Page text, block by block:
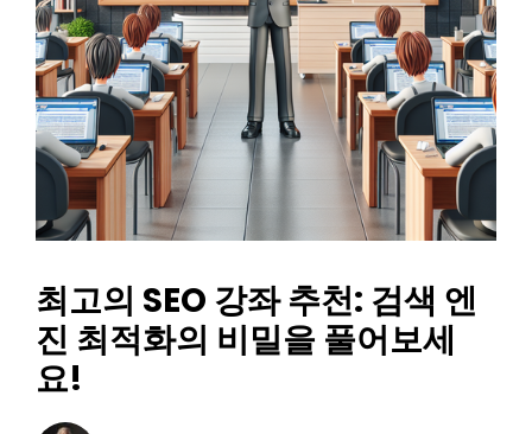
최고의 SEO 강좌 추천: 검색 엔
진 최적화의 비밀을 풀어보세
요!